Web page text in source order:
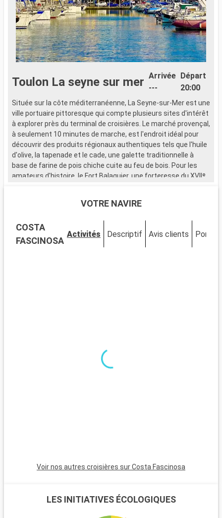
Toulon La seyne sur mer Arrivée
---
Départ
20:00
Située sur la côte méditerranéenne, La Seyne-sur-Mer est une
ville portuaire pittoresque qui compte plusieurs sites d'intérêt
à explorer près du terminal de croisières. Le marché provençal,
à seulement 10 minutes de marche, est l'endroit idéal pour
découvrir des produits régionaux authentiques tels que l'huile
d'olive, la tapenade et le cade, une galette traditionnelle à
base de farine de pois chiche cuite au feu de bois. Pour les
amateurs d'histoire, le Fort Balaguier, une forteresse du XVIIᵉ
dispose d'un agréable jardin botanique. Depuis le port, une
où le téléphérique du Mont Faron offre une vue panoramique
imprenable sur la rade et ses environs.
VOTRE NAVIRE
COSTA
FASCINOSA
Activités Descriptif Avis clients Ponts
Voir nos autres croisières sur Costa Fascinosa
LES INITIATIVES ÉCOLOGIQUES